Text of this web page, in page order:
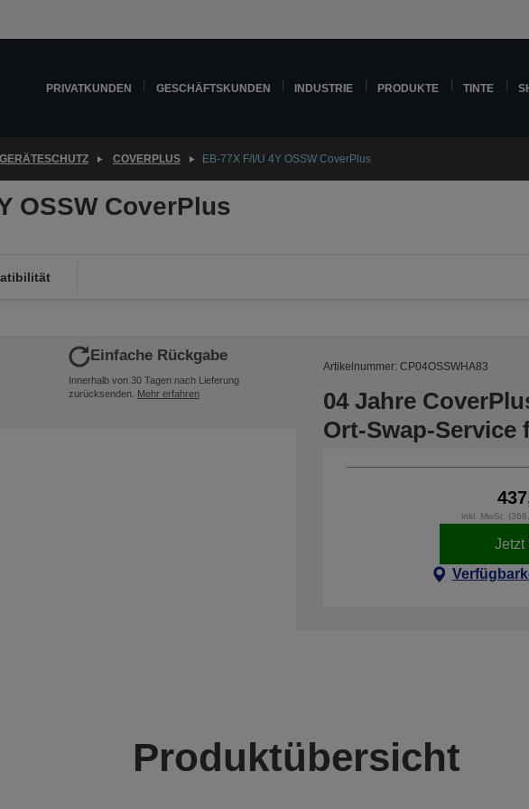
PRIVATKUNDEN GESCHÄFTSKUNDEN INDUSTRIE PRODUKTE TINTE
GERÄTESCHUTZ COVERPLUS EB-77X F/I/U 4Y OSSW CoverPlus
OSSW CoverPlus
Einfache Rückgabe
Innerhalb von 30 Tagen nach Lieferung
zurücksenden. Mehr erfahren
Artikelnummer: CP04OSSWHA83
04 Jahre
Ort-Swap-Service
inkl. MwSt.
Jetzt
Produktübersicht